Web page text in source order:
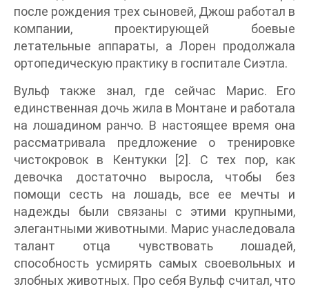
после рождения трех сыновей, Джош работал в
компании, проектирующей боевые
летательные аппараты, а Лорен продолжала
ортопедическую практику в госпитале Сиэтла.
Вульф также знал, где сейчас Марис. Его
единственная дочь жила в Монтане и работала
на лошадином ранчо. В настоящее время она
рассматривала предложение о тренировке
чистокровок в Кентукки [2]. С тех пор, как
девочка достаточно выросла, чтобы без
помощи сесть на лошадь, все ее мечты и
надежды были связаны с этими крупными,
элегантными животными. Марис унаследовала
талант отца чувствовать лошадей,
способность усмирять самых своевольных и
злобных животных. Про себя Вульф считал, что